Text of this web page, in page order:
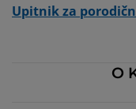
Upitnik za
O